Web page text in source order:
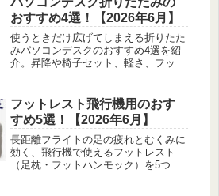
おすすめ4選！【2026年6月】
使うときだけ広げてしまえる折りたた
みパソコンデスクのおすすめ4選を紹
介。昇降や椅子セット、軽さ、フック
に。
フットレスト飛行機用のおす
すめ5選！【2026年6月】
長距離フライトの足の疲れとむくみに
効く、飛行機で使えるフットレスト
（足枕・フットハンモック）を5つ紹